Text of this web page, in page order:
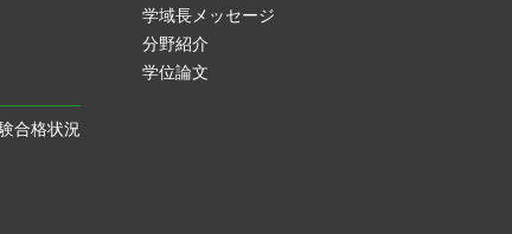
合格状況
学域長メッセージ
分野紹介
学位論文